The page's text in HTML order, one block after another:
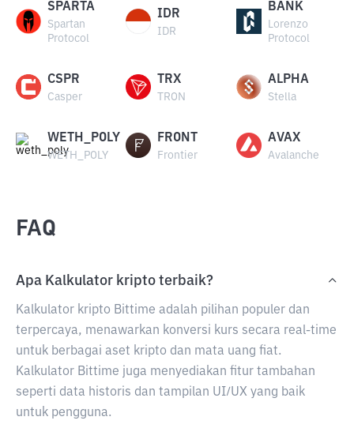
SPARTA
Spartan
Protocol
IDR
IDR
BANK
Lorenzo
Protocol
CSPR
Casper
TRX
TRON
ALPHA
Stella
WETH_POLY
WETH_POLY
FRONT
Frontier
AVAX
Avalanche
FAQ
Apa Kalkulator kripto terbaik?
Kalkulator kripto Bittime adalah pilihan populer dan
terpercaya, menawarkan konversi kurs secara real-time
untuk berbagai aset kripto dan mata uang fiat.
Kalkulator Bittime juga menyediakan fitur tambahan
seperti data historis dan tampilan UI/UX yang baik
untuk pengguna.